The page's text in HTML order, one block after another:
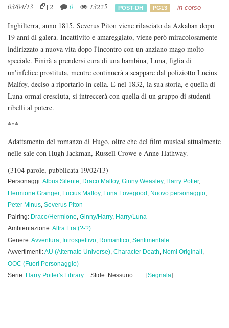
03/04/13 2 0 13225 POST-DH PG13 in corso
Inghilterra, anno 1815. Severus Piton viene rilasciato da Azkaban dopo
19 anni di galera. Incattivito e amareggiato, viene però miracolosamente
indirizzato a nuova vita dopo l'incontro con un anziano mago molto
speciale. Finirà a prendersi cura di una bambina, Luna, figlia di
un'infelice prostituta, mentre continuerà a scappare dal poliziotto Lucius
Malfoy, deciso a riportarlo in cella. E nel 1832, la sua storia, e quella di
Luna ormai cresciuta, si intreccerà con quella di un gruppo di studenti
ribelli al potere.
***
Adattamento del romanzo di Hugo, oltre che del film musical attualmente
nelle sale con Hugh Jackman, Russell Crowe e Anne Hathway.
(3104 parole, pubblicata 19/02/13)
Personaggi:Albus Silente, Draco Malfoy, Ginny Weasley, Harry Potter,
Hermione Granger, Lucius Malfoy, Luna Lovegood , Nuovo personaggio,
Peter Minus, Severus Piton
Pairing: Draco/Hermione, Ginny/Harry, Harry/Luna
Ambientazione:Altra Era (?-?)
Genere:Avventura, Introspettivo, Romantico, Sentimentale
Avvertimenti:AU (Alternate Universe), Character Death, Nomi Originali,
OOC (Fuori Personaggio)
Serie: Harry Potter's Library Sfide: Nessuno [Segnala]